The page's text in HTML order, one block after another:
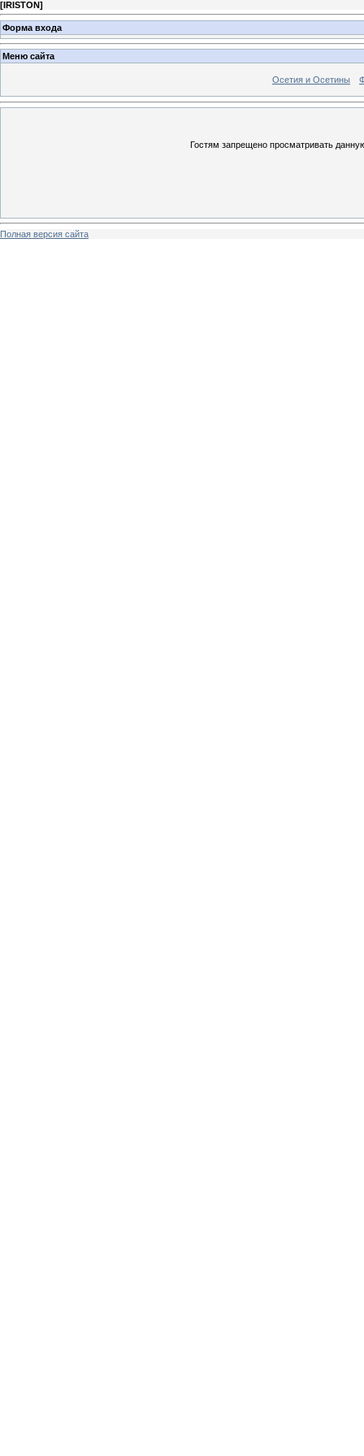
[IRISTON]
Форма входа
Меню сайта
Осетия и Осетины
Гостям запрещено просматривать
Полная версия сайта